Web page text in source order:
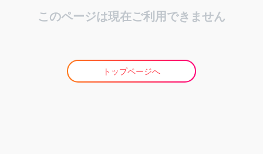
このページは現在ご利用できません